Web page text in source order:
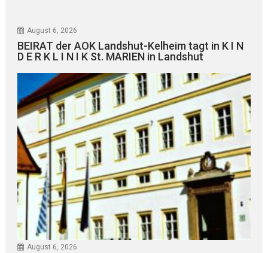
August 6, 2026
BEIRAT der AOK Landshut-Kelheim tagt in K I N
D E R K L I N I K St. MARIEN in Landshut
August 6, 2026